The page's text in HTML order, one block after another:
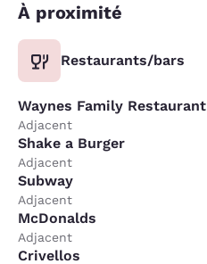
À proximité
Restaurants/bars
Waynes Family Restaurant
Adjacent
Shake a Burger
Adjacent
Subway
Adjacent
McDonalds
Adjacent
Crivellos